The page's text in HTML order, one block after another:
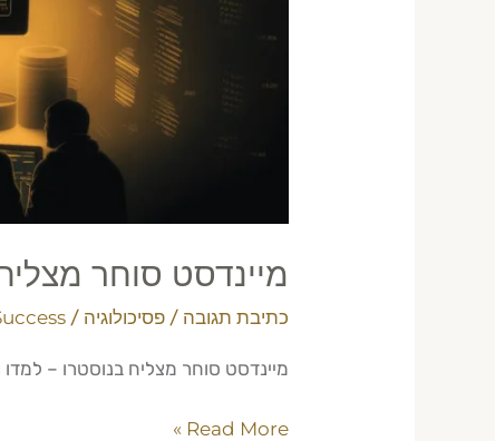
מיינדסט סוחר
כתיבת תגובה /פסיכולוגיה /
מיינדסט סוחר מצליח בנוסטרו –
Read More »